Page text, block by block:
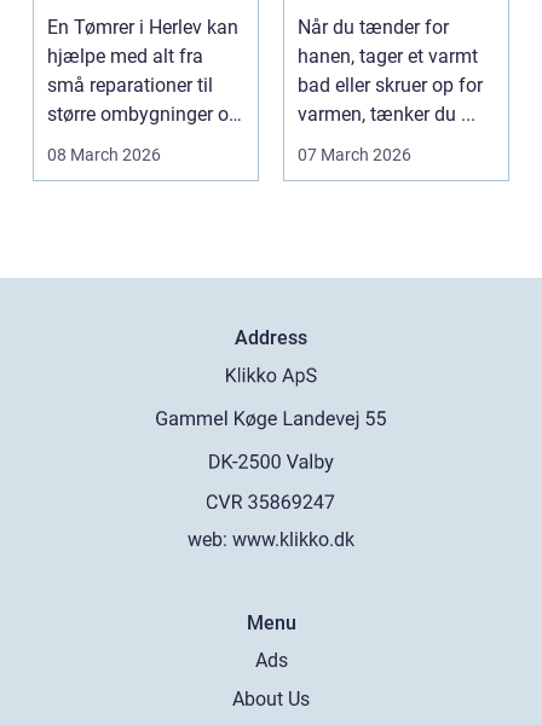
projekt
En Tømrer i Herlev kan
hjælpe med alt fra
små reparationer til
større ombygninger og
tilbygninger. N...
08 March 2026
komfort og
energiforbrug
Når du tænder for
hanen, tager et varmt
bad eller skruer op for
varmen, tænker du ...
07 March 2026
Address
web: www.klikko.dk
Menu
Ads
About Us